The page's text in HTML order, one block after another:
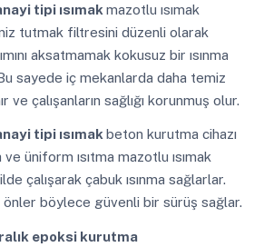
tipi ısımak mazotlu ısımak
tutmak filtresini düzenli olarak
aksatmamak kokusuz bir ısınma
sayede iç mekanlarda daha temiz
ve çalışanların sağlığı korunmuş olur.
tipi ısımak beton kurutma cihazı
ve üniform ısıtma mazotlu ısımak
çalışarak çabuk ısınma sağlarlar.
önler böylece güvenli bir sürüş sağlar.
epoksi kurutma